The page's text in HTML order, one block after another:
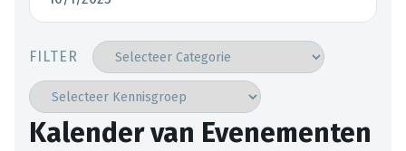
FILTER
Kalender van Evenementen